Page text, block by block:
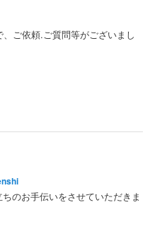
ご依頼.ご質問等がございまし
のお手伝いをさせていただきま